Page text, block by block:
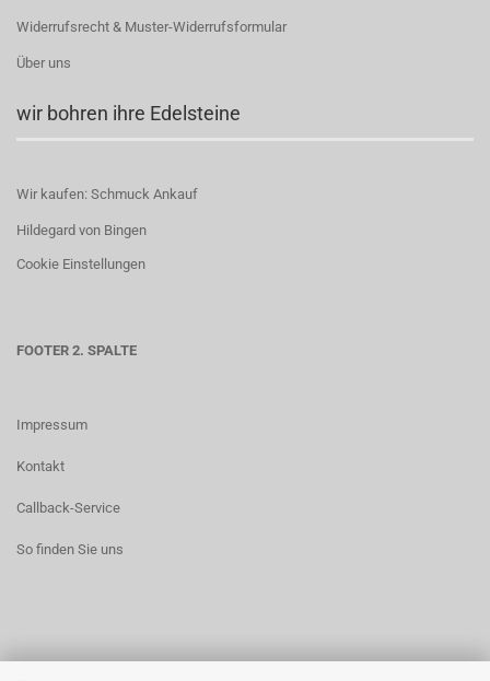
Widerrufsrecht & Muster-Widerrufsformular
Über uns
wir bohren ihre Edelsteine
Wir kaufen: Schmuck Ankauf
Hildegard von Bingen
Cookie Einstellungen
FOOTER 2. SPALTE
Impressum
Kontakt
Callback-Service
So finden Sie uns